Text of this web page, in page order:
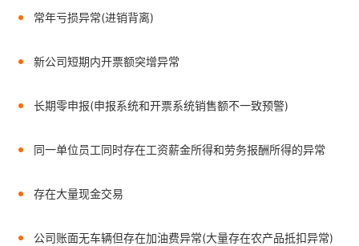
常年亏损异常(进销背离)
新公司短期内开票额突增异常
长期零申报(申报系统和开票系统销售额不一致预警)
同一单位员工同时存在工资薪金所得和劳务报酬所得的异常
存在大量现金交易
公司账面无车辆但存在加油费异常(大量存在农产品抵扣异常)